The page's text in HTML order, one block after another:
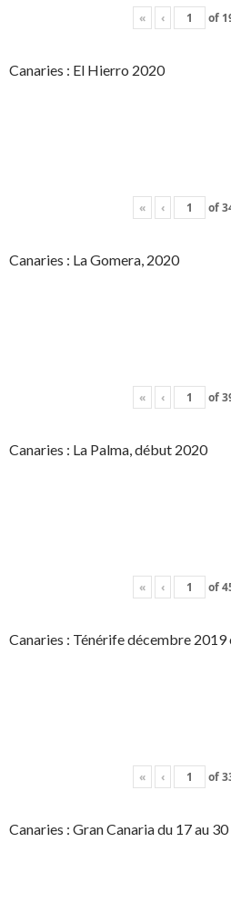
« ‹ of
Canaries : El Hierro 2020
« ‹ of
Canaries : La Gomera, 2020
« ‹ of
Canaries : La Palma, début 2020
« ‹ of
Canaries : Ténérife décembre
« ‹ of
Canaries : Gran Canaria du 17 au